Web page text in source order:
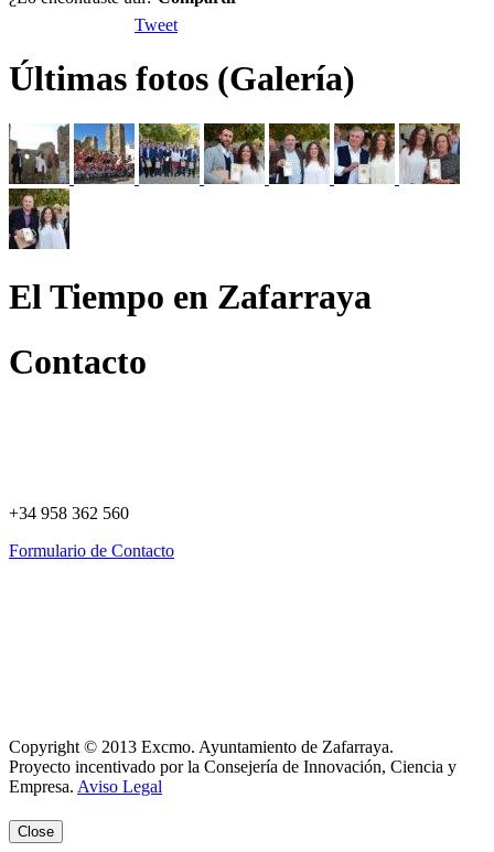
Tweet
Últimas fotos (Galería)
El Tiempo en Zafarraya
Contacto
+34 958 362 560
Formulario de Contacto
Copyright © 2013 Excmo. Ayuntamiento de Zafarraya.
Proyecto incentivado por la Consejería de Innovación, Ciencia y
Empresa. Aviso Legal
Close